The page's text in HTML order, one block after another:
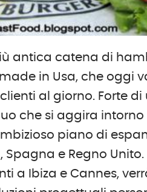
antica catena di
in Usa, che oggi
al giorno. Forte
che si aggira intorno
piano di
Spagna e Regno
a Ibiza e Cannes,